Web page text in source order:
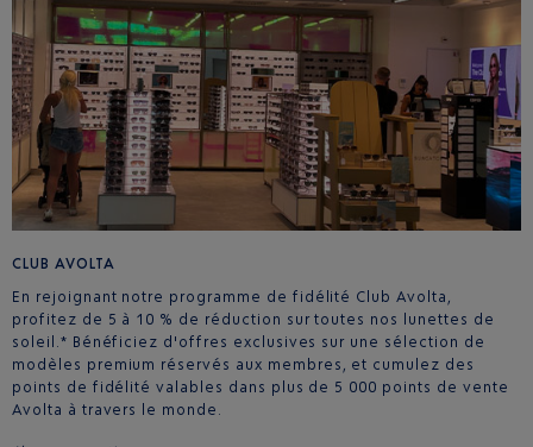
CLUB AVOLTA
En rejoignant notre programme de fidélité Club Avolta,
profitez de 5 à 10 % de réduction sur toutes nos lunettes de
soleil.* Bénéficiez d'offres exclusives sur une sélection de
modèles premium réservés aux membres, et cumulez des
points de fidélité valables dans plus de 5 000 points de vente
Avolta à travers le monde.